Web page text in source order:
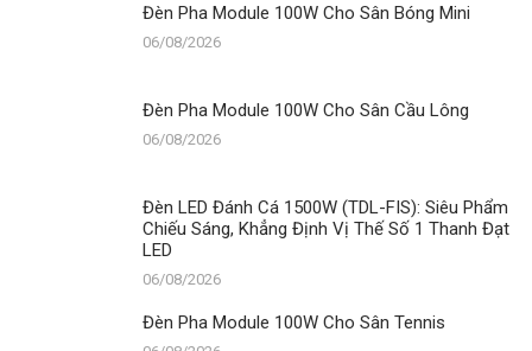
Pickleball
Đèn Pha Module 100W Cho Sân Bóng Mini
06/08/2026
Đèn Pha Module 100W Cho Sân Cầu Lông
06/08/2026
Đèn LED Đánh Cá 1500W (TDL-FIS): Siêu Phẩm
Chiếu Sáng, Khẳng Định Vị Thế Số 1 Thanh Đạt
LED
06/08/2026
Đèn Pha Module 100W Cho Sân Tennis